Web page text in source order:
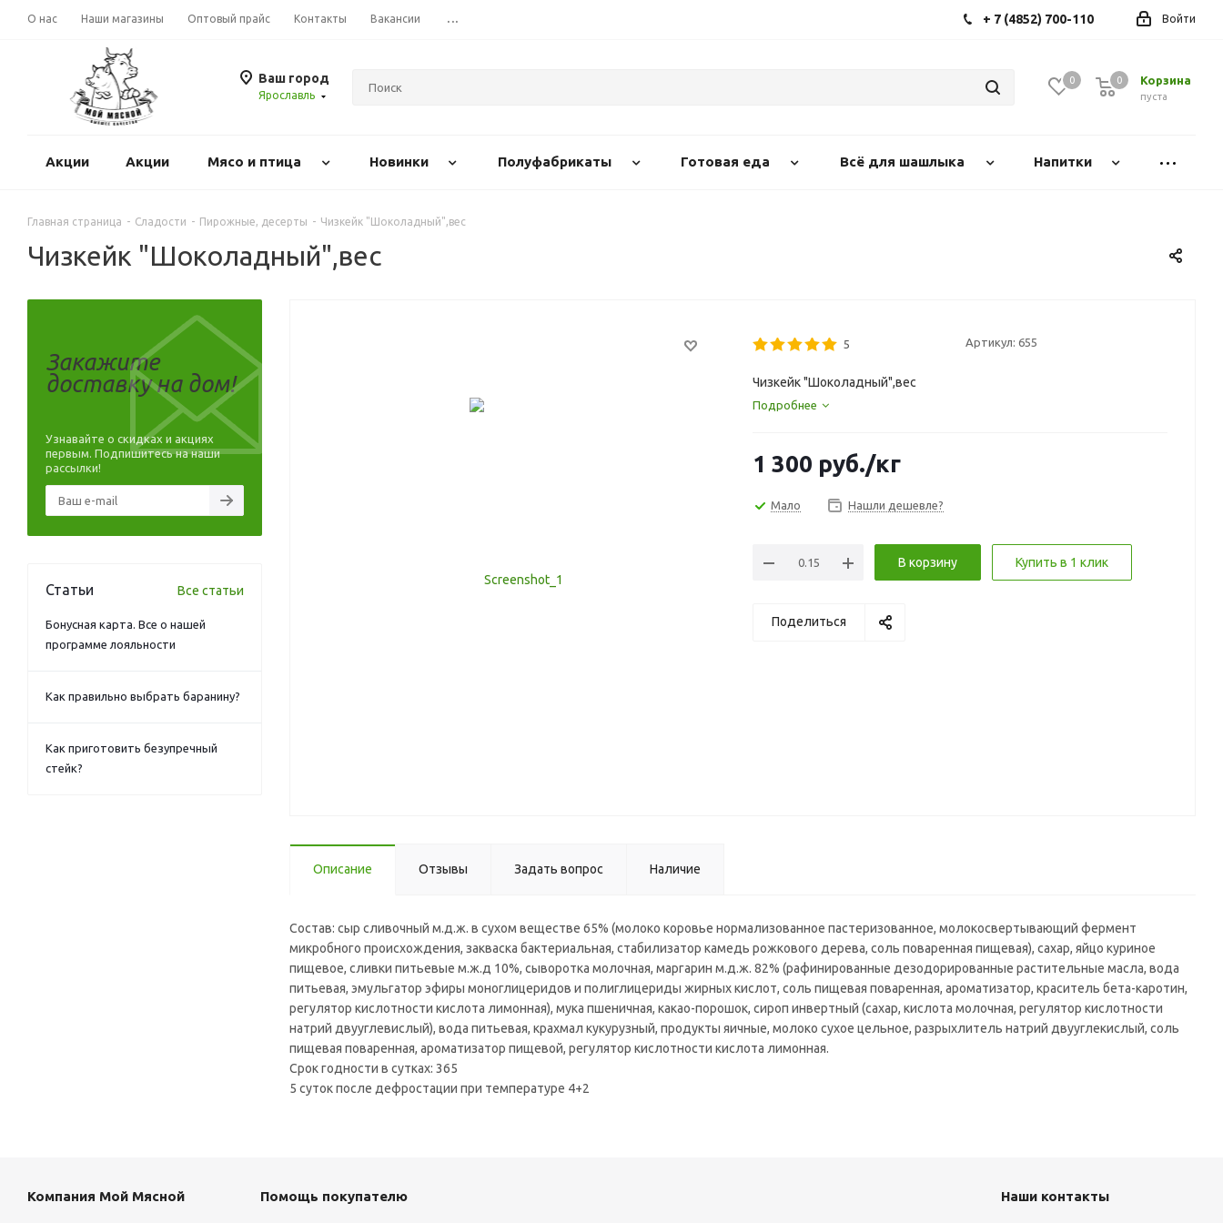
О нас Наши магазины Оптовый прайс Контакты Вакансии ... Войти
+ 7 (4852) 700-110
Ваш город
Ярославль
0 Корзина
0
пуста
0
Акции Акции Mясо и птица Новинки Полуфабрикаты Готовая еда Всё для шашлыка Напитки
Главная страница - Сладости - Пирожные, десерты - Чизкейк "Шоколадный",вес
Чизкейк "Шоколадный",вес
5 Артикул: 655
Чизкейк "Шоколадный",вес
Подробнее
1 300 руб./кг
Мало Нашли дешевле?
В корзину Купить в 1 клик
Поделиться
Описание Отзывы Задать вопрос Наличие
Состав: сыр сливочный м.д.ж. в сухом веществе 65% (молоко коровье нормализованное пастеризованное, молокосвертывающий фермент
микробного происхождения, закваска бактериальная, стабилизатор камедь рожкового дерева, соль поваренная пищевая), сахар, яйцо куриное
пищевое, сливки питьевые м.ж.д 10%, сыворотка молочная, маргарин м.д.ж. 82% (рафинированные дезодорированные растительные масла, вода
питьевая, эмульгатор эфиры моноглицеридов и полиглицериды жирных кислот, соль пищевая поваренная, ароматизатор, краситель бета-каротин,
регулятор кислотности кислота лимонная), мука пшеничная, какао-порошок, сироп инвертный (сахар, кислота молочная, регулятор кислотности
натрий двууглевислый), вода питьевая, крахмал кукурузный, продукты яичные, молоко сухое цельное, разрыхлитель натрий двууглекислый, соль
пищевая поваренная, ароматизатор пищевой, регулятор кислотности кислота лимонная.
Срок годности в сутках: 365
5 суток после дефростации при температуре 4+2
Закажите
доставку на дом!
Узнавайте о скидках и акциях
первым. Подпишитесь на наши
рассылки!
Статьи Все статьи
Бонусная карта. Все о нашей
программе лояльности
Как правильно выбрать баранину?
Как приготовить безупречный
стейк?
Компания Мой Мясной Помощь покупателю Наши контакты